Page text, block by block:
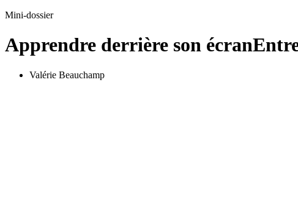
Mini-dossier
Apprendre derrière son écran
Valérie Beauchamp